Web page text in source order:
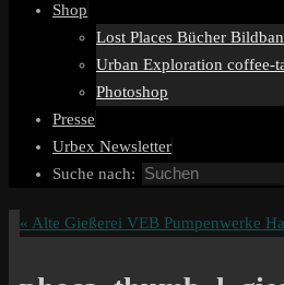
Shop
Lost Places Bücher
Urban Exploration coffee-
Photoshop
Presse
Urbex Newsletter
Suche nach:
« Alte Gießerei VEB Pumpenwerke